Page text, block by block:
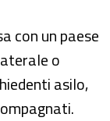
con un paese
o
asilo,